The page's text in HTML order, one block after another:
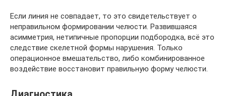
Если линия не совпадает, то это свидетельствует о
неправильном формировании челюсти. Развившаяся
асимметрия, нетипичные пропорции подбородка, всё это
следствие скелетной формы нарушения. Только
операционное вмешательство, либо комбинированное
воздействие восстановит правильную форму челюсти.